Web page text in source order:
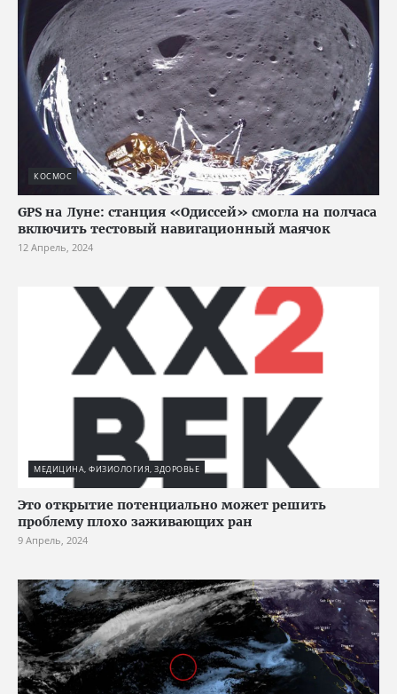
КОСМОС
GPS на Луне: станция «Одиссей» смогла на полчаса
включить тестовый навигационный маячок
12 Апрель, 2024
МЕДИЦИНА, ФИЗИОЛОГИЯ, ЗДОРОВЬЕ
Это открытие потенциально может решить
проблему плохо заживающих ран
9 Апрель, 2024